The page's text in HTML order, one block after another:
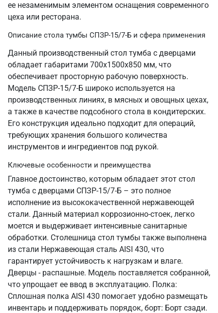
ее незаменимым элементом оснащения современного
цеха или ресторана.
Описание стола тумбы СПЗР-15/7-Б и сфера применения
Данный производственный стол тумба с дверцами
обладает габаритами 700х1500х850 мм, что
обеспечивает просторную рабочую поверхность.
Модель СПЗР-15/7-Б широко используется на
производственных линиях, в мясных и овощных цехах,
а также в качестве подсобного стола в кондитерских.
Его конструкция идеально подходит для операций,
требующих хранения большого количества
инструментов и ингредиентов под рукой.
Ключевые особенности и преимущества
Главное достоинство, которым обладает этот стол
тумба с дверцами СПЗР-15/7-Б – это полное
исполнение из высококачественной нержавеющей
стали. Данный материал коррозионно-стоек, легко
моется и выдерживает интенсивные санитарные
обработки. Столешница стол тумбы также выполнена
из стали Нержавеющая сталь AISI 430, что
гарантирует устойчивость к нагрузкам и влаге.
Дверцы - распашные. Модель поставляется собранной,
что упрощает ее ввод в эксплуатацию. Полка:
Сплошная полка AISI 430 помогает удобно размещать
инвентарь и поддерживать порядок, борт: Борт сзади.